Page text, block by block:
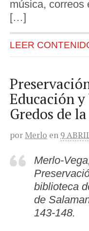
música, correos
[…]
LEER
Educación
Gredos de
por Merlo en 9
Merlo-
biblioteca
de
143-148.